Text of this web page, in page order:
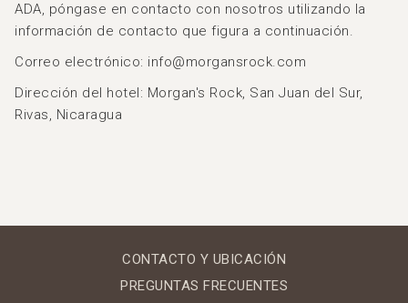
ADA, póngase en contacto con nosotros utilizando la
información de contacto que figura a continuación.
Correo electrónico: info@morgansrock.com
Dirección del hotel: Morgan's Rock, San Juan del Sur,
Rivas, Nicaragua
CONTACTO Y UBICACIÓN
PREGUNTAS FRECUENTES